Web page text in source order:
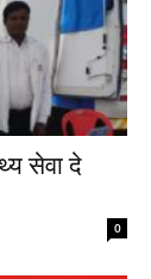
सेवा दे
0